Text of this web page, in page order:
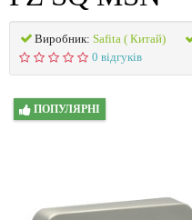
Виробник: Safita ( Китай)
0 відгуків
ПОПУЛЯРНІ